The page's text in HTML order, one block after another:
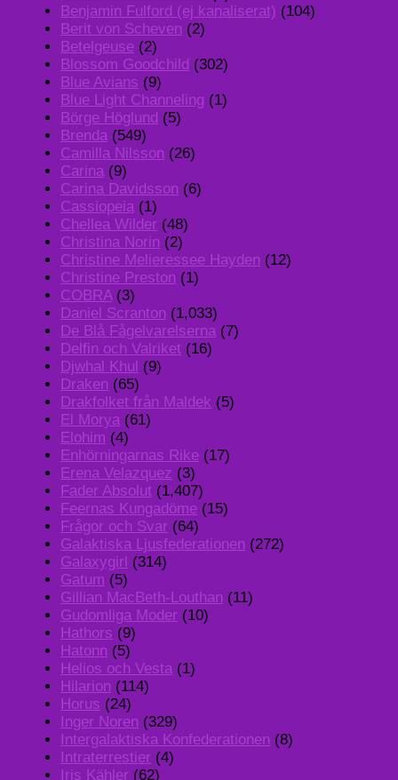
Benjamin Fulford (ej kanaliserat) (104)
Berit von Scheven (2)
Betelgeuse (2)
Blossom Goodchild (302)
Blue Avians (9)
Blue Light Channeling (1)
Börge Höglund (5)
Brenda (549)
Camilla Nilsson (26)
Carina (9)
Carina Davidsson (6)
Cassiopeia (1)
Chellea Wilder (48)
Christina Norin (2)
Christine Melieressee Hayden (12)
Christine Preston (1)
COBRA(3)
Daniel Scranton (1,033)
De Blå Fågelvarelserna (7)
Delfin och Valriket (16)
Djwhal Khul (9)
Draken (65)
Drakfolket från Maldek (5)
El Morya (61)
Elohim (4)
Enhörningarnas Rike (17)
Erena Velazquez (3)
Fader Absolut (1,407)
Feernas Kungadöme (15)
Frågor och Svar (64)
Galaktiska Ljusfederationen (272)
Galaxygirl (314)
Gatum (5)
Gillian MacBeth-Louthan (11)
Gudomliga Moder (10)
Hathors (9)
Hatonn (5)
Helios och Vesta (1)
Hilarion (114)
Horus (24)
Inger Noren (329)
Intergalaktiska Konfederationen (8)
Intraterrestier (4)
Iris Kähler (62)